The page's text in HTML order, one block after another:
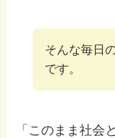
そんな毎日
です。
「このまま社会